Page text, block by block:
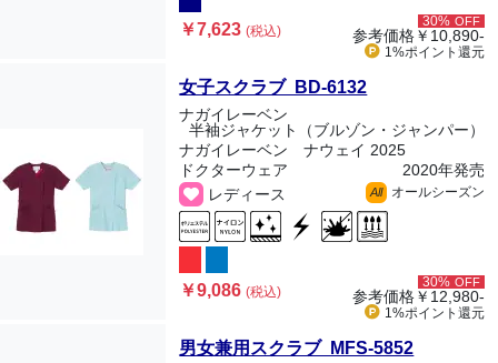
￥7,623(税込)
30% OFF
参考価格￥10,890-
1%ポイント 還元
女子スクラブ BD-6132
ナガイレーベン
半袖ジャケット（ブルゾン・ジャンパー）
ナガイレーベン ナウェイ 2025
ドクターウェア
2020年発売
レディース
All オールシーズン
￥9,086(税込)
30% OFF
参考価格￥12,980-
1%ポイント 還元
男女兼用スクラブ MFS-5852